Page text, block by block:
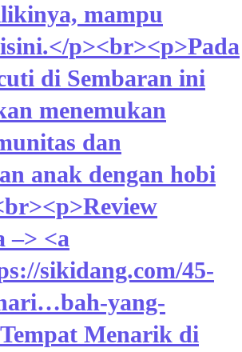
mampu
p><br><p>Pada
di Sembaran ini
menemukan
dan
anak dengan hobi
–> <a
sikidang.com/45-
yang-
Menarik di